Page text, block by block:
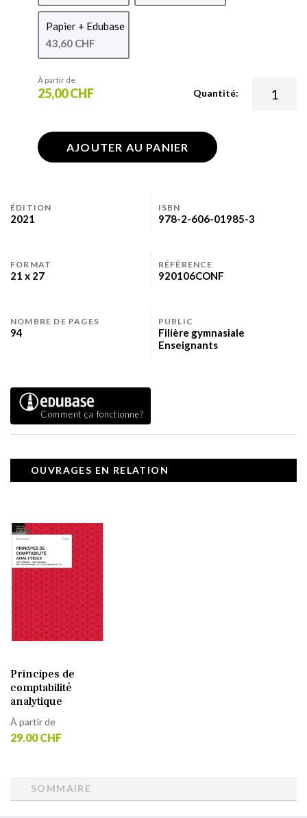
Papier + Edubase
43,60 CHF
Quantité:
À partir de
25,00 CHF
AJOUTER AU PANIER
ÉDITION
2021
ISBN
978-2-606-01985-3
FORMAT
21 x 27
RÉFÉRENCE
920106CONF
NOMBRE DE PAGES
94
PUBLIC
Filière gymnasiale
Enseignants
Comment ça fonctionne?
OUVRAGES EN RELATION
Principes de
comptabilité
analytique
À partir de
29.00 CHF
SOMMAIRE